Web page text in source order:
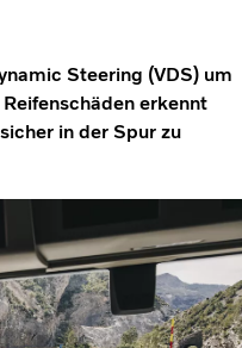
Steering (VDS) um
erkennt
in der Spur zu